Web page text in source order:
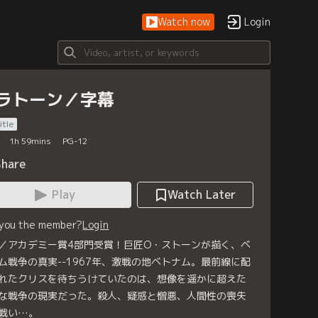
Watch now Login
トーン／字幕
1h 59mins PG-12
Play
Watch Later
the member?Login
アカデミー賞4部門受賞！巨匠O・ストーンが描く、ベ
戦争の真実--1967年、激戦の地ベトナム。最前線に配
たクリスを待ちうけていたのは、想像を遥かに超えた
戦争の現実だった。殺人、疑惑と憎悪、人間性の喪失
い…。